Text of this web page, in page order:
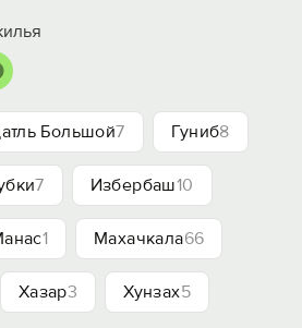
Большой7 Гуниб8
7 Избербаш10
1 Махачкала66
Хазар3 Хунзах5